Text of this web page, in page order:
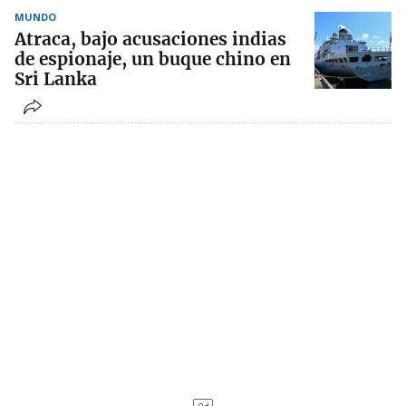
MUNDO
Atraca, bajo acusaciones indias
de espionaje, un buque chino en
Sri Lanka